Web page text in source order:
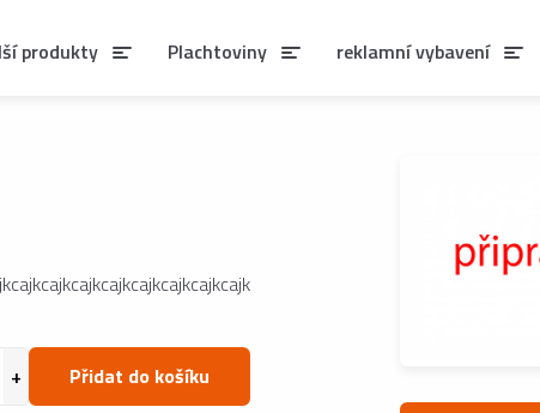
Přidat do košíku
produkty Plachtoviny reklamní vybavení